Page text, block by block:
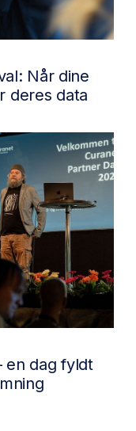
Når dine
deres data
en dag fyldt